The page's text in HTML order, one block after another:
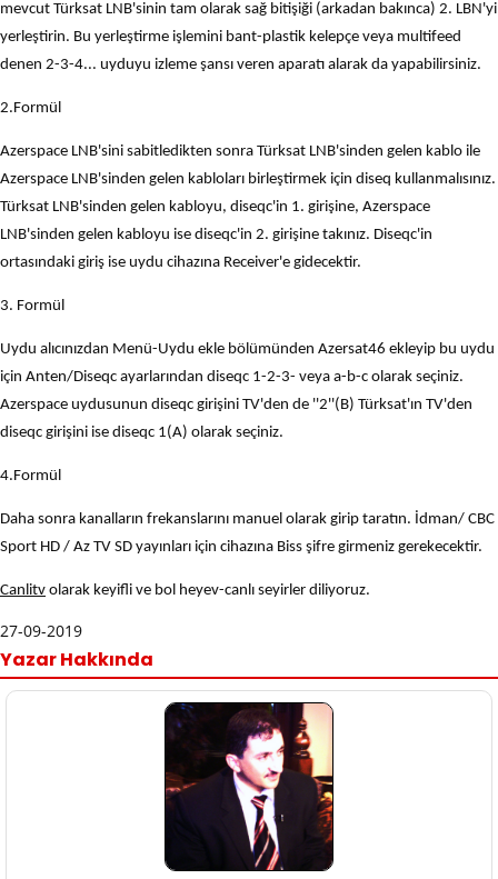
mevcut Türksat LNB'sinin tam olarak sağ bitişiği (arkadan bakınca) 2. LBN'yi
yerleştirin. Bu yerleştirme işlemini bant-plastik kelepçe veya multifeed
denen 2-3-4... uyduyu izleme şansı veren aparatı alarak da yapabilirsiniz.
2.Formül
Azerspace LNB'sini sabitledikten sonra Türksat LNB'sinden gelen kablo ile
Azerspace LNB'sinden gelen kabloları birleştirmek için diseq kullanmalısınız.
Türksat LNB'sinden gelen kabloyu, diseqc'in 1. girişine, Azerspace
LNB'sinden gelen kabloyu ise diseqc'in 2. girişine takınız. Diseqc'in
ortasındaki giriş ise uydu cihazına Receiver'e gidecektir.
3. Formül
Uydu alıcınızdan Menü-Uydu ekle bölümünden Azersat46 ekleyip bu uydu
için Anten/Diseqc ayarlarından diseqc 1-2-3- veya a-b-c olarak seçiniz.
Azerspace uydusunun diseqc girişini TV'den de ''2''(B) Türksat'ın TV'den
diseqc girişini ise diseqc 1(A) olarak seçiniz.
4.Formül
Daha sonra kanalların frekanslarını manuel olarak girip taratın. İdman/ CBC
Sport HD / Az TV SD yayınları için cihazına Biss şifre girmeniz gerekecektir.
Canlitv olarak keyifli ve bol heyev-canlı seyirler diliyoruz.
27-09-2019
Yazar Hakkında